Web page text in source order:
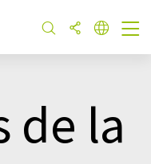
de la